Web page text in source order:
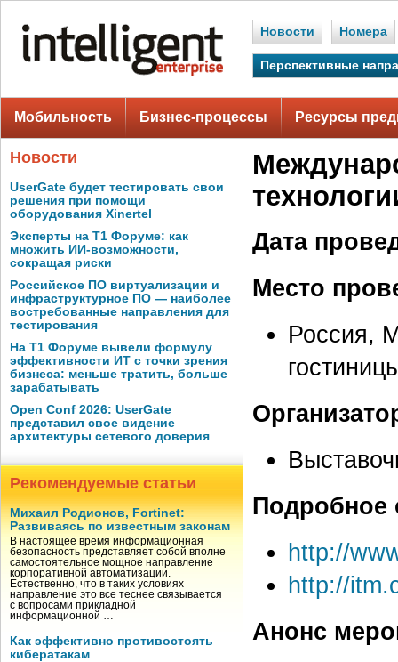
Новости Номера
Перспективные
Мобильность Бизнес-процессы Ресурсы
Новости
UserGate будет тестировать свои
решения при помощи
оборудования Xinertel
Эксперты на Т1 Форуме: как
множить ИИ-возможности,
сокращая риски
Российское ПО виртуализации и
инфраструктурное ПО — наиболее
востребованные направления для
тестирования
На Т1 Форуме вывели формулу
эффективности ИТ с точки зрения
бизнеса: меньше тратить, больше
зарабатывать
Open Conf 2026: UserGate
представил свое видение
архитектуры сетевого доверия
Рекомендуемые статьи
Михаил Родионов, Fortinet:
Развиваясь по известным законам
В настоящее время информационная
безопасность представляет собой вполне
самостоятельное мощное направление
корпоративной автоматизации.
Естественно, что в таких условиях
направление это все теснее связывается
с вопросами прикладной
информационной …
Как эффективно противостоять
кибератакам
Дата
Место
Россия,
Подробное
http://
http://
Анонс